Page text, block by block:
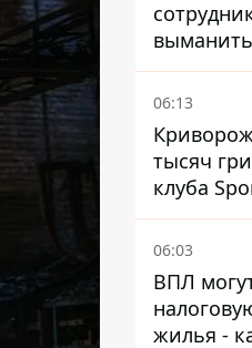
06:13
тысяч
клуба
пускал
06:03
ВПЛ
жилья -